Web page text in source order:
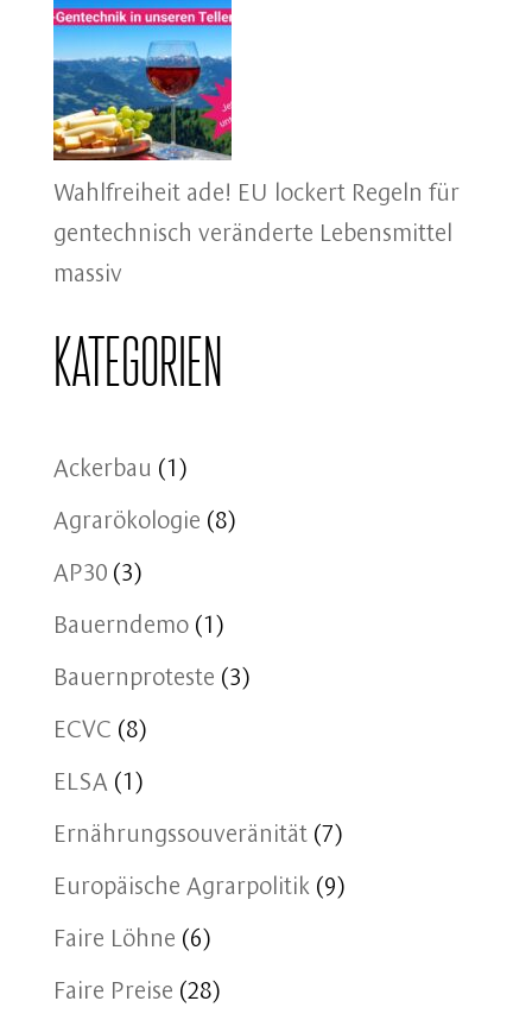
Wahlfreiheit ade! EU lockert Regeln für
gentechnisch veränderte Lebensmittel
massiv
Kategorien
Ackerbau (1)
Agrarökologie (8)
AP30(3)
Bauerndemo(1)
Bauernproteste (3)
ECVC (8)
ELSA (1)
Ernährungssouveränität (7)
Europäische Agrarpolitik (9)
Faire Löhne (6)
Faire Preise (28)